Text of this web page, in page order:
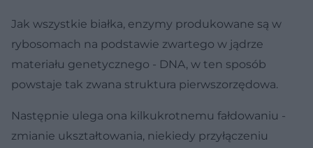
Jak wszystkie białka, enzymy produkowane są w
rybosomach na podstawie zwartego w jądrze
materiału genetycznego - DNA, w ten sposób
powstaje tak zwana struktura pierwszorzędowa.
Następnie ulega ona kilkukrotnemu fałdowaniu -
zmianie ukształtowania, niekiedy przyłączeniu